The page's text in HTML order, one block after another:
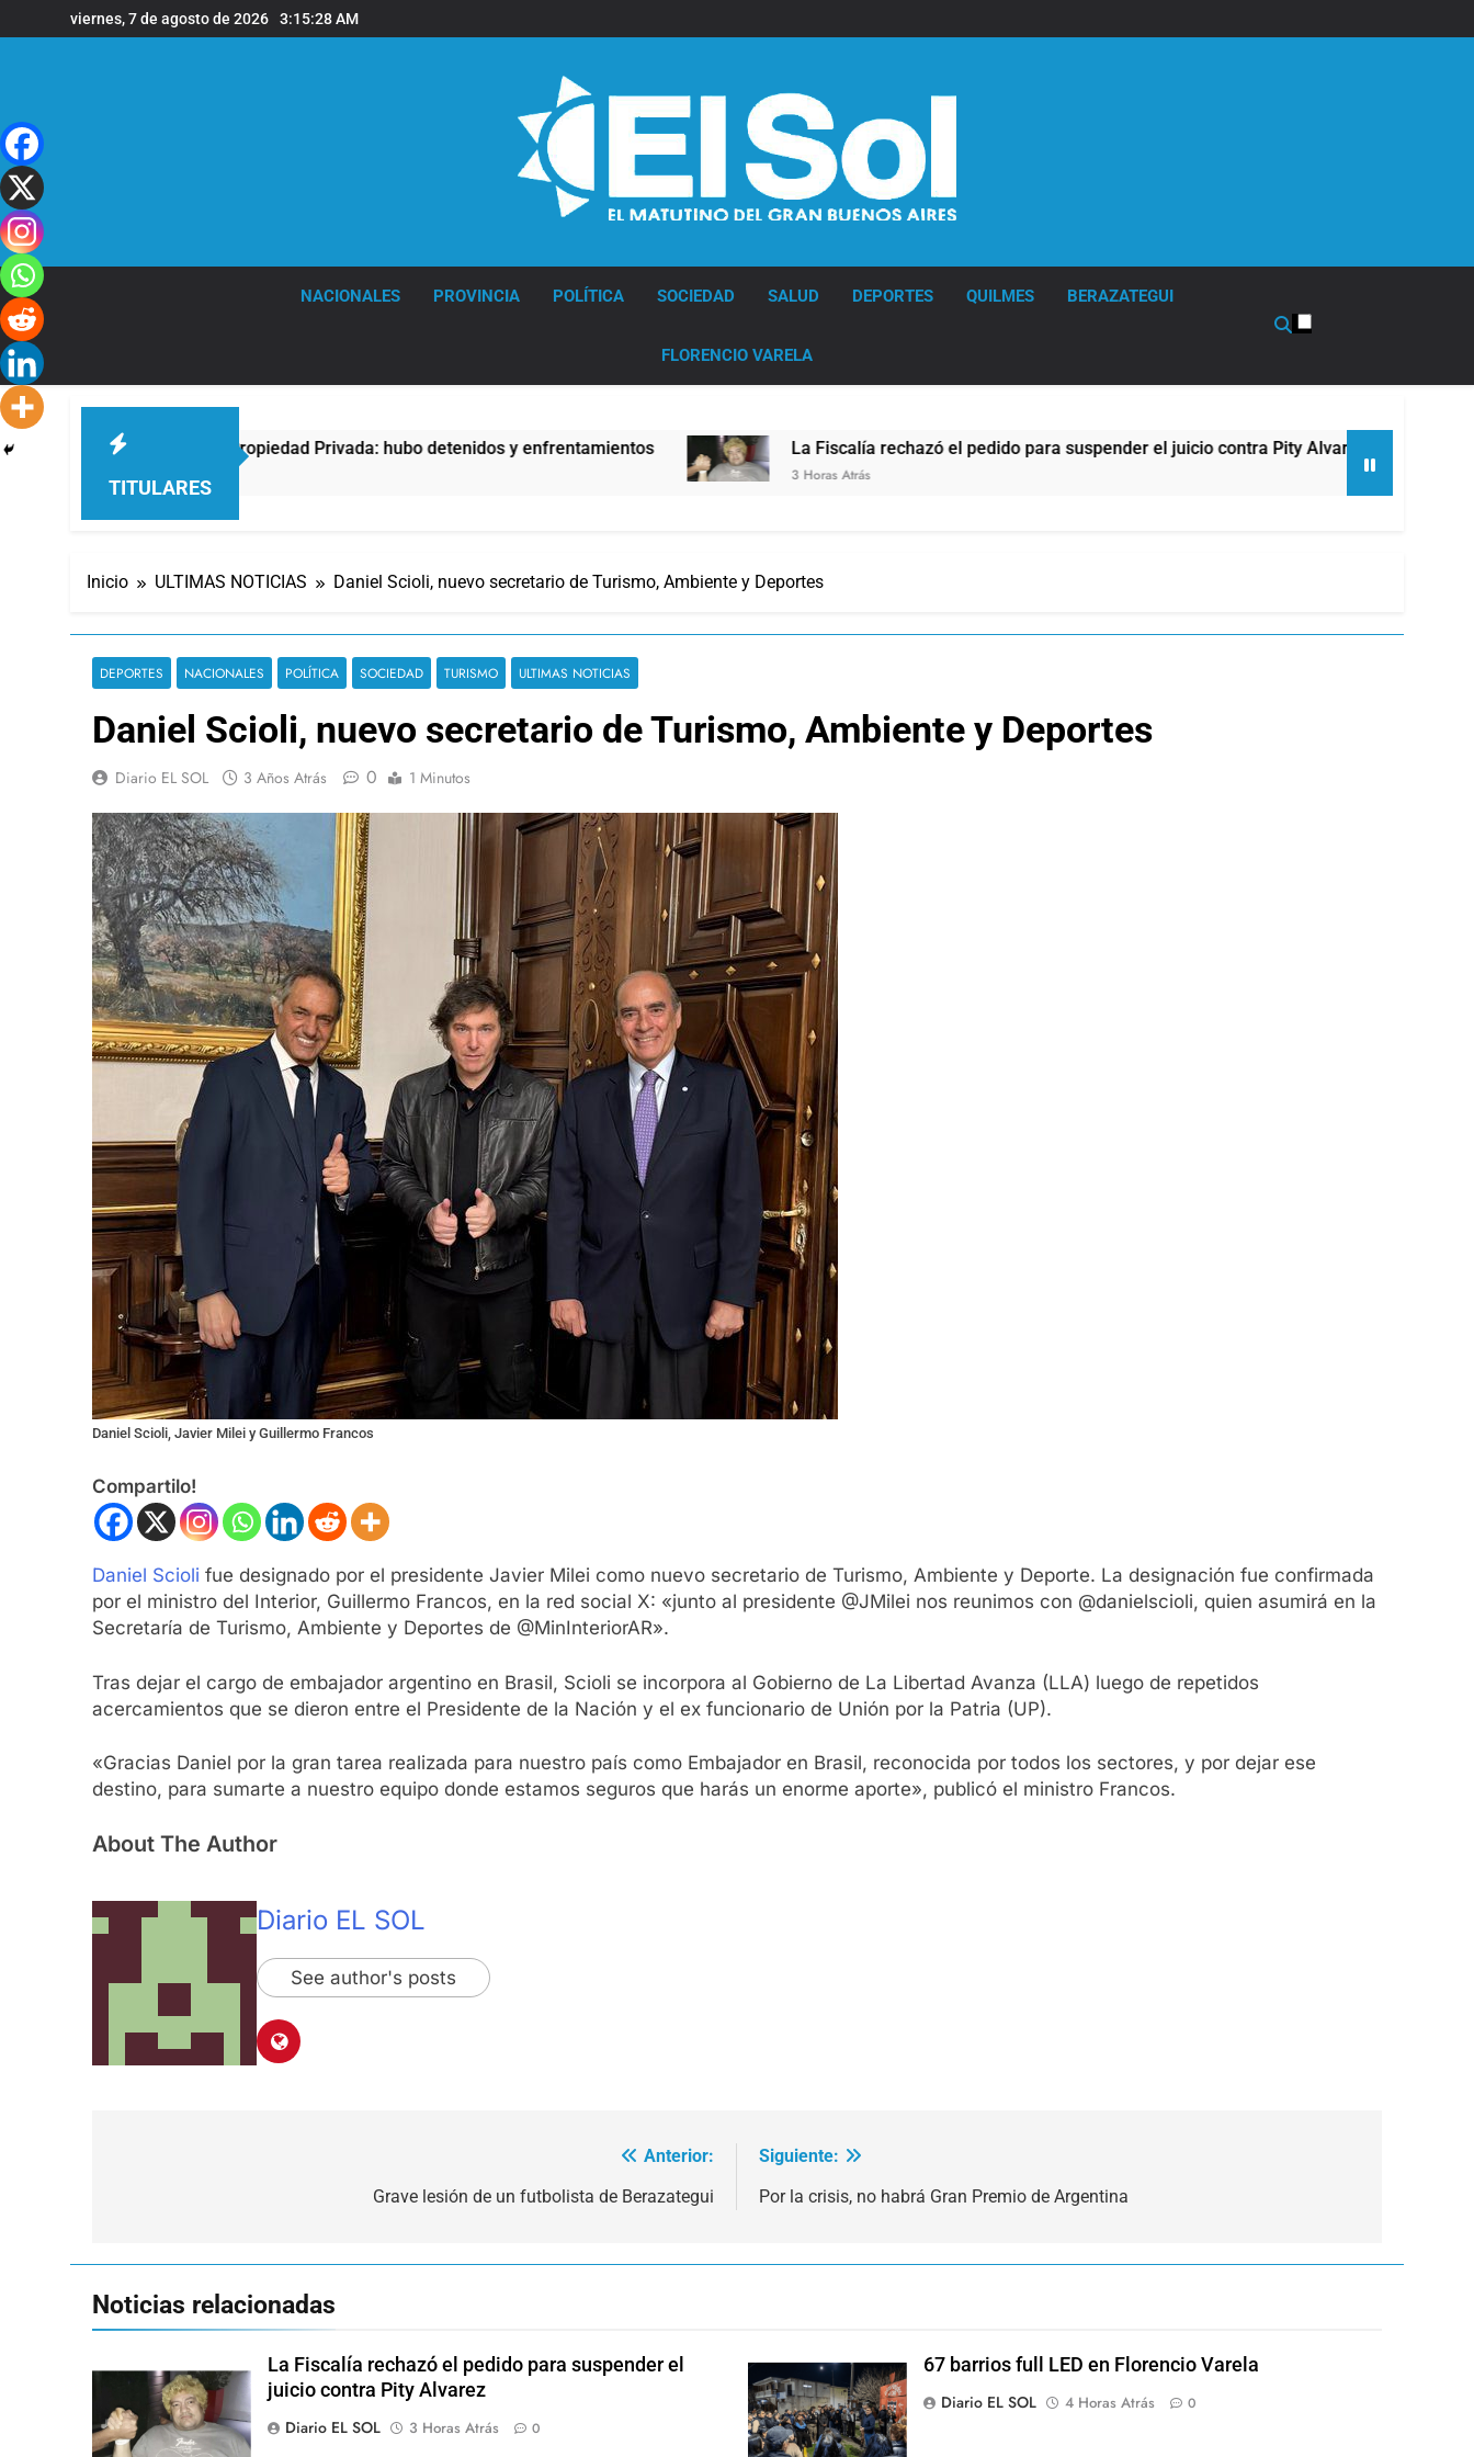
al
viernes, 7 de agosto de 2026 3:15:29 AM
NACIONALES PROVINCIA POLÍTICA SOCIEDAD SALUD DEPORTES QUILMES BERAZATEGUI
FLORENCIO VARELA
TITULARES
la Ley de Propiedad Privada: hubo detenidos y enfrentamientos La Fiscalía rechazó el pedido para suspender el juicio contra Pity Alvarez
3 Horas Atrás
Inicio ULTIMAS NOTICIAS Daniel Scioli, nuevo secretario de Turismo, Ambiente y Deportes
DEPORTES NACIONALES POLÍTICA SOCIEDAD TURISMO ULTIMAS NOTICIAS
Daniel Scioli, nuevo secretario de Turismo, Ambiente y Deportes
Diario EL SOL 3 Años Atrás 0 1 Minutos
Daniel Scioli, Javier Milei y Guillermo Francos
Compartilo!
Daniel Scioli fue designado por el presidente Javier Milei como nuevo secretario de Turismo, Ambiente y Deporte. La designación fue confirmada
por el ministro del Interior, Guillermo Francos, en la red social X: «junto al presidente @JMilei nos reunimos con @danielscioli, quien asumirá en la
Secretaría de Turismo, Ambiente y Deportes de @MinInteriorAR».
Tras dejar el cargo de embajador argentino en Brasil, Scioli se incorpora al Gobierno de La Libertad Avanza (LLA) luego de repetidos
acercamientos que se dieron entre el Presidente de la Nación y el ex funcionario de Unión por la Patria (UP).
«Gracias Daniel por la gran tarea realizada para nuestro país como Embajador en Brasil, reconocida por todos los sectores, y por dejar ese
destino, para sumarte a nuestro equipo donde estamos seguros que harás un enorme aporte», publicó el ministro Francos.
About The Author
Diario EL SOL
See author's posts
Anterior:
Grave lesión de un futbolista de Berazategui
Siguiente:
Por la crisis, no habrá Gran Premio de Argentina
Noticias relacionadas
La Fiscalía rechazó el pedido para suspender el
juicio contra Pity Alvarez
Diario EL SOL
3 Horas Atrás 0
67 barrios full LED en Florencio Varela
Diario EL SOL
4 Horas Atrás 0